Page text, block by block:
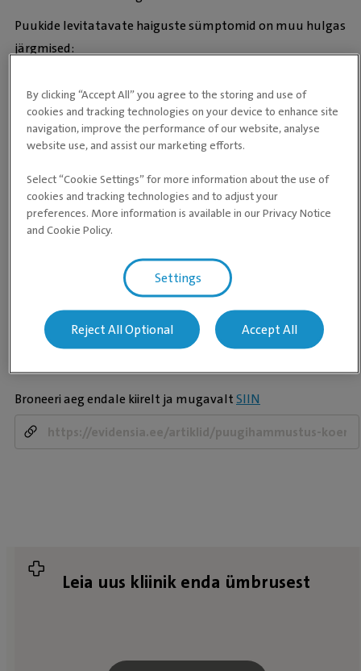
Puukide levitatavate haiguste sümptomid on muu hulgas
järgmised:
väsimus ja nõrkkus
isutus
valu või tundlikkus lonkamine või liigeste jäikus või
Millal on puugid aktiivsed?
Kliima soojenemine on pikendanud puugihooaega, mistõttu
võivad puugid liikvel olla juba varakevadel ja hilissügisel.
Eestis on nad tavaliselt kõige aktiivsemad märtsist
Ära alahinda puukide levitatavaid haigusi – need vajavad
tähelepanu. Kui tekib kahtlus, kontrolli kindlasti!
Broneeri aeg endale kiirelt ja mugavaltSIIN
-
Leia uus kliinik enda ümbrusest
By clicking “Accept All” you agree to the storing and use of
cookies and tracking technologies on your device to enhance site
navigation, improve the performance of our website, analyse
website use, and assist our marketing efforts.
Select “Cookie Settings” for more information about the use of
cookies and tracking technologies and to adjust your
preferences. More information is available in our Privacy Notice
and Cookie Policy.
Settings
Reject All Optional Accept All